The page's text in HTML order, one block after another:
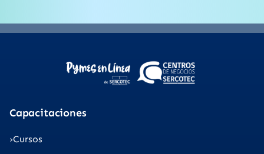
Capacitaciones
Cursos